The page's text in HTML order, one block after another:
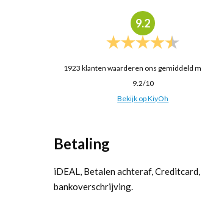
9.2
1923 klanten waarderen ons gemiddeld
9.2/10
Bekijk op KiyOh
Betaling
iDEAL, Betalen achteraf, Creditcard,
bankoverschrijving.